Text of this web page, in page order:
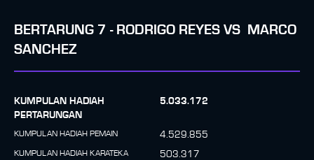
BERTARUNG 7 - ⁠⁠RODRIGO REYES VS
MARCO
SANCHEZ
KUMPULAN HADIAH
PERTARUNGAN
5.033.172
KUMPULAN HADIAH PEMAIN 4.529.855
KUMPULAN HADIAH KARATEKA
503.317